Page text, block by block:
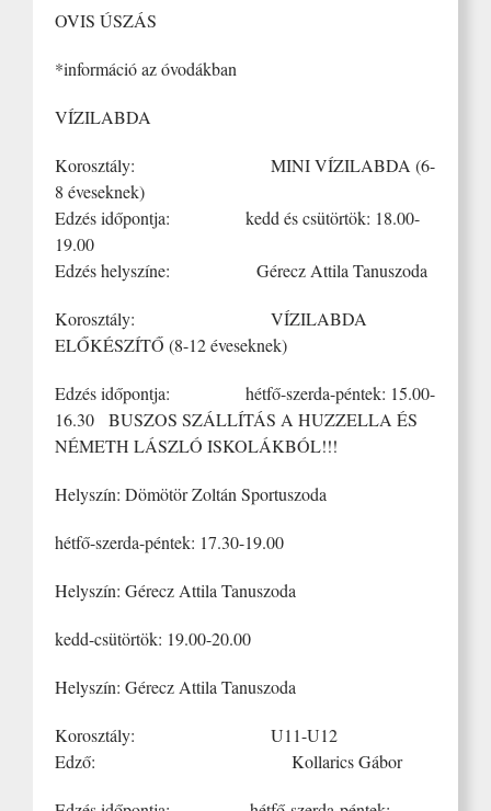
OVIS ÚSZÁS
*információ az óvodákban
VÍZILABDA
Korosztály: MINI VÍZILABDA (6-
8 éveseknek)
Edzés időpontja: kedd és csütörtök: 18.00-
19.00
Edzés helyszíne: Gérecz Attila Tanuszoda
Korosztály: VÍZILABDA
ELŐKÉSZÍTŐ (8-12 éveseknek)
Edzés időpontja: hétfő-szerda-péntek: 15.00-
16.30 BUSZOS SZÁLLÍTÁS A HUZZELLA ÉS
NÉMETH LÁSZLÓ ISKOLÁKBÓL!!!
Helyszín: Dömötör Zoltán Sportuszoda
hétfő-szerda-péntek: 17.30-19.00
Helyszín: Gérecz Attila Tanuszoda
kedd-csütörtök: 19.00-20.00
Helyszín: Gérecz Attila Tanuszoda
Korosztály: U11-U12
Edző: Kollarics Gábor